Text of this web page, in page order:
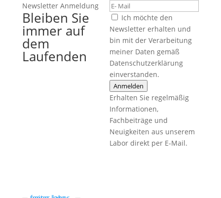
Newsletter Anmeldung
Bleiben Sie
immer auf
dem
Laufenden
Ich möchte den
Newsletter erhalten und
bin mit der Verarbeitung
meiner Daten gemäß
Datenschutzerklärung
einverstanden.
Anmelden
Erhalten Sie regelmäßig
Informationen,
Fachbeiträge und
Neuigkeiten aus unserem
Labor direkt per E-Mail.